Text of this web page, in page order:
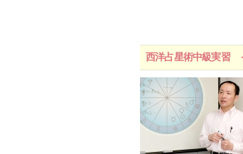
西洋占星術中級実習